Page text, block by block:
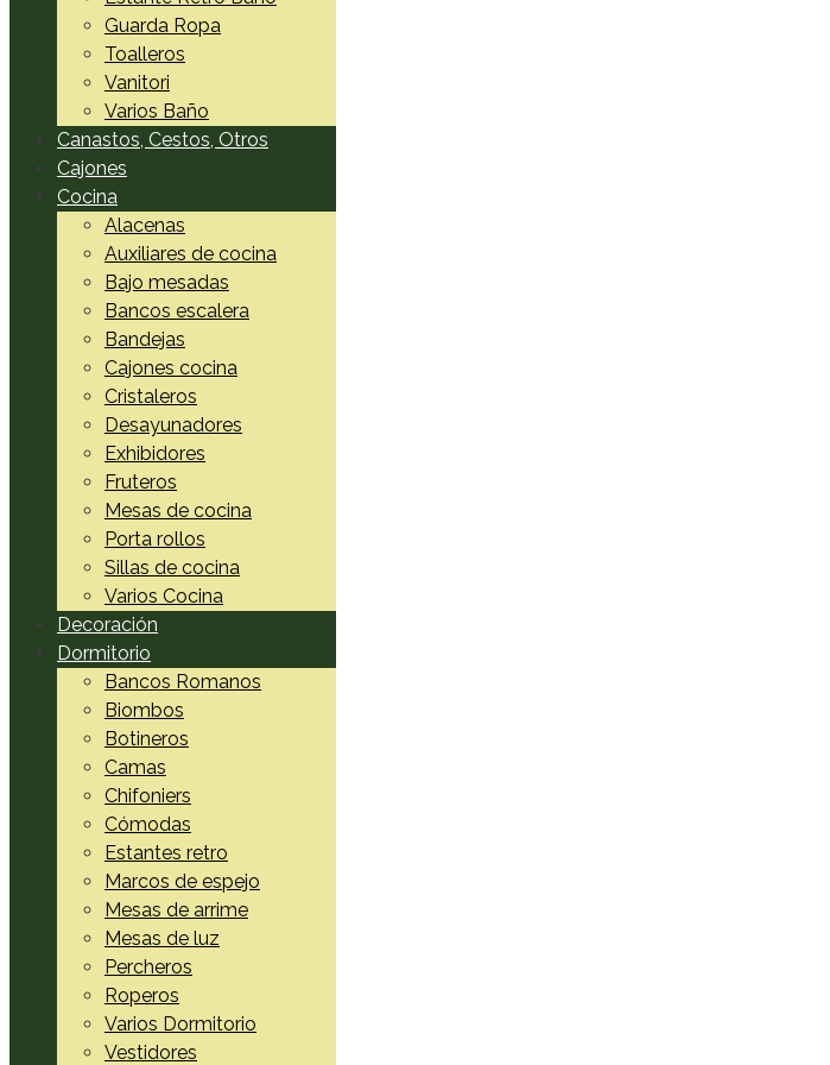
Guarda Ropa
Toalleros
Vanitori
Varios Baño
Canastos, Cestos, Otros
Cajones
Cocina
Alacenas
Auxiliares de cocina
Bajo mesadas
Bancos escalera
Bandejas
Cajones cocina
Cristaleros
Desayunadores
Exhibidores
Fruteros
Mesas de cocina
Porta rollos
Sillas de cocina
Varios Cocina
Decoración
Dormitorio
Bancos Romanos
Biombos
Botineros
Camas
Chifoniers
Cómodas
Estantes retro
Marcos de espejo
Mesas de arrime
Mesas de luz
Percheros
Roperos
Varios Dormitorio
Vestidores